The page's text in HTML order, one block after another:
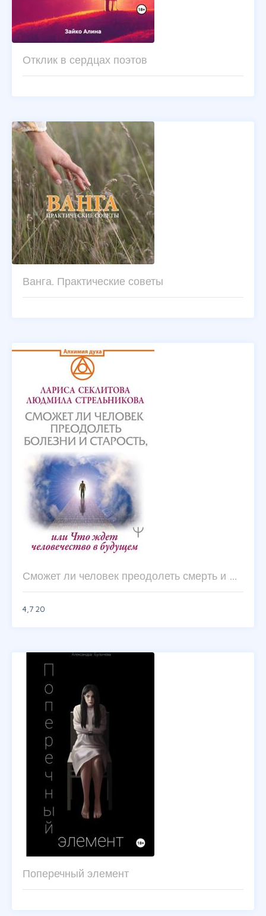
Отклик в сердцах поэтов
Ванга. Практические советы
Сможет ли человек преодолеть смерть и …
4,7 20
Поперечный элемент